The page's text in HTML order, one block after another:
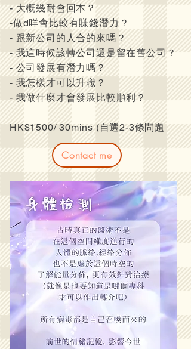
- 大概幾耐會回本？
-做d咩會比較有賺錢潛力？
- 跟新公司的人合的來嗎？
- 我這時候該轉公司還是留在舊公司？
- 公司發展有潛力嗎？
- 我怎樣才可以升職？
- 我做什麼才會發展比較順利？
HK$1500/ 30mins (自選2-3條問題
Contact me